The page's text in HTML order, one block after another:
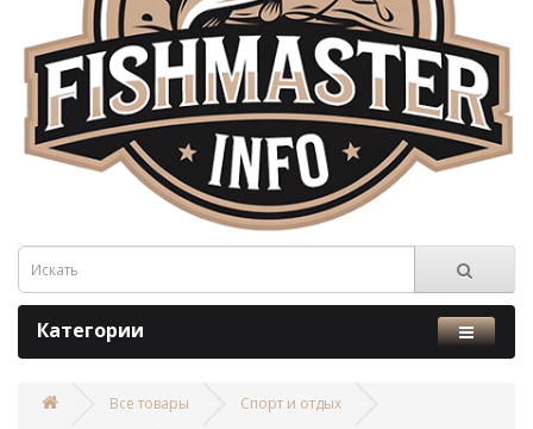
Категории
Все товары Спорт и отдых